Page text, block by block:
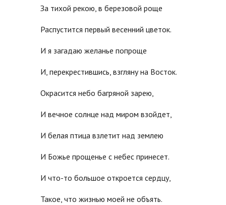
За тихой рекою, в березовой роще
Распустится первый весенний цветок.
И я загадаю желанье попроще
И, перекрестившись, взгляну на Восток.
Окрасится небо багряной зарею,
И вечное солнце над миром взойдет,
И белая птица взлетит над землею
И Божье прощенье с небес принесет.
И что-то большое откроется сердцу,
Такое, что жизнью моей не объять.